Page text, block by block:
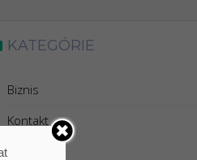
KATEGÓRIE
Biznis
Kontakt
Lifestyle